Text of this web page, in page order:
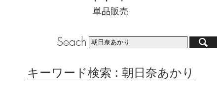
単品販売
Seach
キーワード検索 : 朝日奈あかり